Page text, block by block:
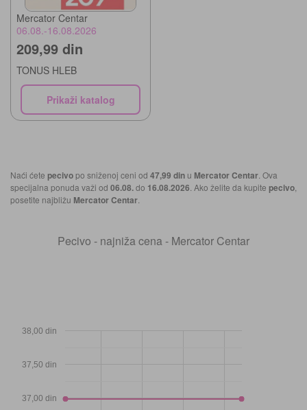
Mercator Centar
06.08.-16.08.2026
209,99 din
TONUS HLEB
Prikaži katalog
Naći ćete pecivopo sniženoj ceni od 47,99 din u Mercator Centar . Ova
specijalna ponuda važi od 06.08.do 16.08.2026 . Ako želite da kupite pecivo
posetite najbližu Mercator Centar
Pecivo - najniža cena - Mercator Centar
37,00 din
37,50 din
38,00 din